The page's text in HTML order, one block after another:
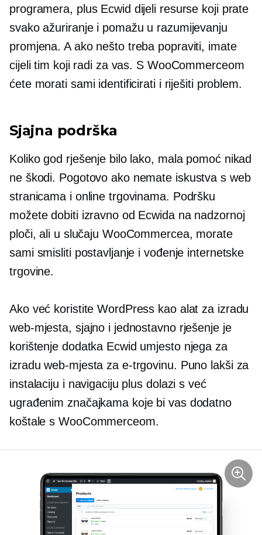
programera, plus Ecwid dijeli resurse koji prate
svako ažuriranje i pomažu u razumijevanju
promjena. A ako nešto treba popraviti, imate
cijeli tim koji radi za vas. S WooCommerceom
ćete morati sami identificirati i riješiti problem.
Sjajna podrška
Koliko god rješenje bilo lako, mala pomoć nikad
ne škodi. Pogotovo ako nemate iskustva s web
stranicama i online trgovinama. Podršku
možete dobiti izravno od Ecwida na nadzornoj
ploči, ali u slučaju WooCommercea, morate
sami smisliti postavljanje i vođenje internetske
trgovine.
Ako već koristite WordPress kao alat za izradu
web-mjesta, sjajno i jednostavno rješenje je
korištenje dodatka Ecwid umjesto njega za
izradu web-mjesta za e-trgovinu. Puno lakši za
instalaciju i navigaciju plus dolazi s već
ugrađenim značajkama koje bi vas dodatno
koštale s WooCommerceom.